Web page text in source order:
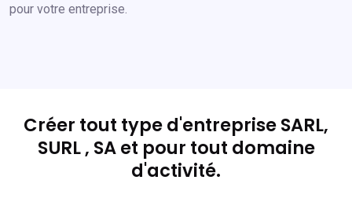
pour votre entreprise.
Créer tout type d'entreprise SARL,
SURL , SA et pour tout domaine
d'activité.